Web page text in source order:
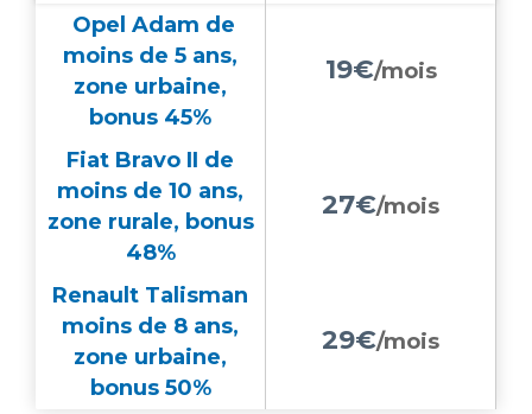
Opel Adam de
moins de 5 ans,
zone urbaine,
bonus 45%
19€/mois
Fiat Bravo II de
moins de 10 ans,
zone rurale, bonus
48%
27€/mois
Renault Talisman
moins de 8 ans,
zone urbaine,
bonus 50%
29€/mois